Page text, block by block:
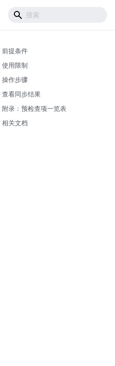
前提条件
使用限制
操作步骤
查看同步结果
附录：预检查项一览表
相关文档